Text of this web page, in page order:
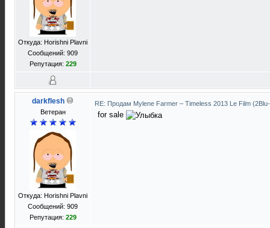
Откуда: Horishni Plavni
Сообщений: 909
Репутация: 229
darkflesh
Ветеран
Откуда: Horishni Plavni
Сообщений: 909
Репутация: 229
RE: Продам Mylene Farmer ‎– Timeless 2013 Le Film
for sale